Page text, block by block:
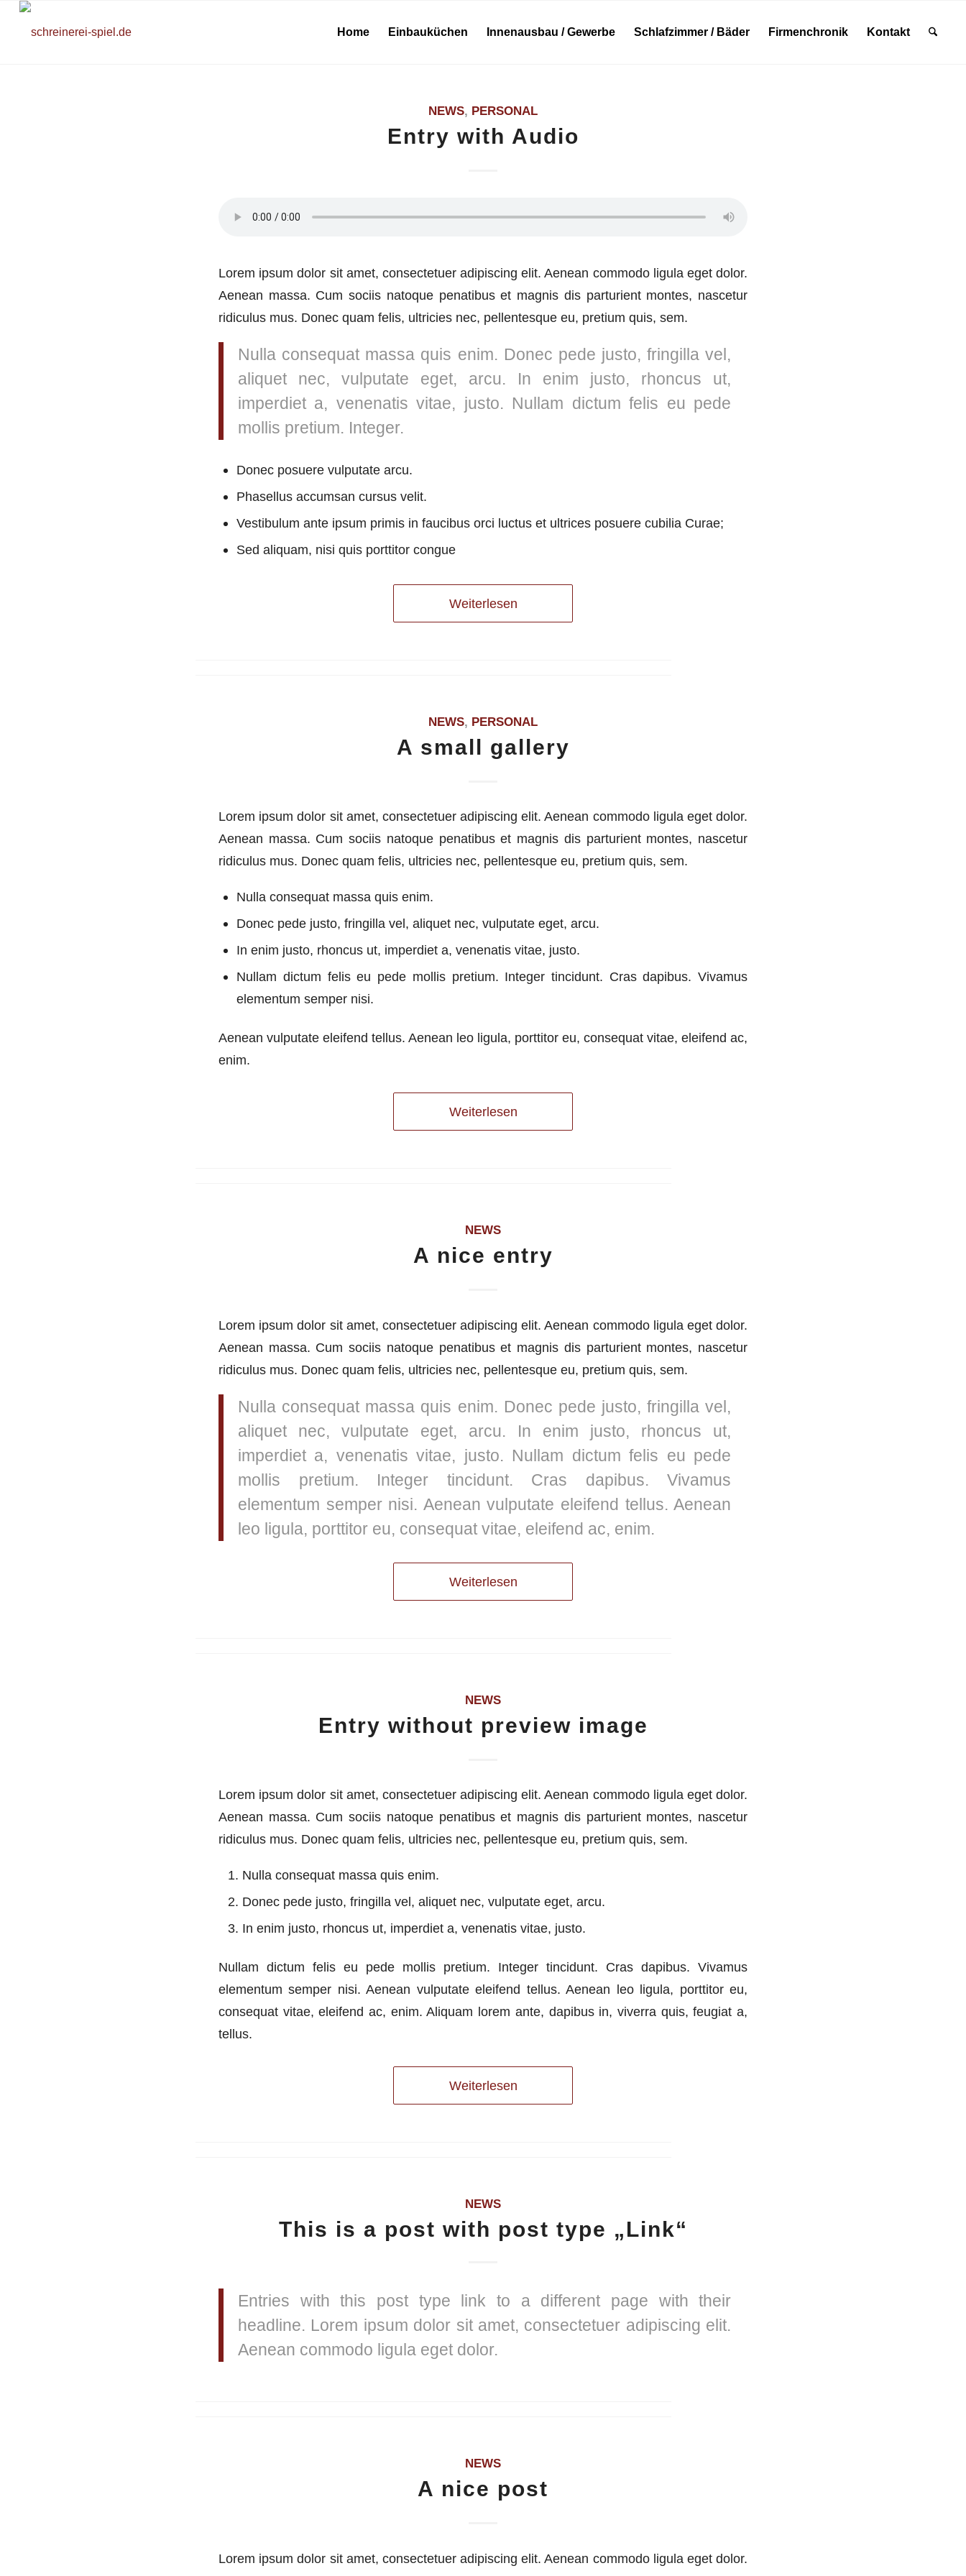
Home Einbauküchen Innenausbau / Gewerbe Schlafzimmer / Bäder Firmenchronik Kontakt
NEWS, PERSONAL
Entry with Audio
Lorem ipsum dolor sit amet, consectetuer adipiscing elit. Aenean commodo ligula eget dolor.
Aenean massa. Cum sociis natoque penatibus et magnis dis parturient montes, nascetur
ridiculus mus. Donec quam felis, ultricies nec, pellentesque eu, pretium quis, sem.
Nulla consequat massa quis enim. Donec pede justo, fringilla vel,
aliquet nec, vulputate eget, arcu. In enim justo, rhoncus ut,
imperdiet a, venenatis vitae, justo. Nullam dictum felis eu pede
mollis pretium. Integer.
Donec posuere vulputate arcu.
Phasellus accumsan cursus velit.
Vestibulum ante ipsum primis in faucibus orci luctus et ultrices posuere cubilia Curae;
Sed aliquam, nisi quis porttitor congue
Weiterlesen
NEWS, PERSONAL
A small gallery
Lorem ipsum dolor sit amet, consectetuer adipiscing elit. Aenean commodo ligula eget dolor.
Aenean massa. Cum sociis natoque penatibus et magnis dis parturient montes, nascetur
ridiculus mus. Donec quam felis, ultricies nec, pellentesque eu, pretium quis, sem.
Nulla consequat massa quis enim.
Donec pede justo, fringilla vel, aliquet nec, vulputate eget, arcu.
In enim justo, rhoncus ut, imperdiet a, venenatis vitae, justo.
Nullam dictum felis eu pede mollis pretium. Integer tincidunt. Cras dapibus. Vivamus
elementum semper nisi.
Aenean vulputate eleifend tellus. Aenean leo ligula, porttitor eu, consequat vitae, eleifend ac,
enim.
Weiterlesen
NEWS
A nice entry
Lorem ipsum dolor sit amet, consectetuer adipiscing elit. Aenean commodo ligula eget dolor.
Aenean massa. Cum sociis natoque penatibus et magnis dis parturient montes, nascetur
ridiculus mus. Donec quam felis, ultricies nec, pellentesque eu, pretium quis, sem.
Nulla consequat massa quis enim. Donec pede justo, fringilla vel,
aliquet nec, vulputate eget, arcu. In enim justo, rhoncus ut,
imperdiet a, venenatis vitae, justo. Nullam dictum felis eu pede
mollis pretium. Integer tincidunt. Cras dapibus. Vivamus
elementum semper nisi. Aenean vulputate eleifend tellus. Aenean
leo ligula, porttitor eu, consequat vitae, eleifend ac, enim.
Weiterlesen
NEWS
Entry without preview image
Lorem ipsum dolor sit amet, consectetuer adipiscing elit. Aenean commodo ligula eget dolor.
Aenean massa. Cum sociis natoque penatibus et magnis dis parturient montes, nascetur
ridiculus mus. Donec quam felis, ultricies nec, pellentesque eu, pretium quis, sem.
Nulla consequat massa quis enim.
Donec pede justo, fringilla vel, aliquet nec, vulputate eget, arcu.
In enim justo, rhoncus ut, imperdiet a, venenatis vitae, justo.
Nullam dictum felis eu pede mollis pretium. Integer tincidunt. Cras dapibus. Vivamus
elementum semper nisi. Aenean vulputate eleifend tellus. Aenean leo ligula, porttitor eu,
consequat vitae, eleifend ac, enim. Aliquam lorem ante, dapibus in, viverra quis, feugiat a,
tellus.
Weiterlesen
NEWS
This is a post with post type „Link“
Entries with this post type link to a different page with their
headline. Lorem ipsum dolor sit amet, consectetuer adipiscing elit.
Aenean commodo ligula eget dolor.
NEWS
A nice post
Lorem ipsum dolor sit amet, consectetuer adipiscing elit. Aenean commodo ligula eget dolor.